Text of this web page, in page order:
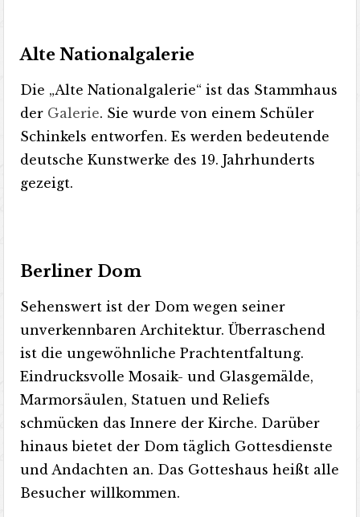
Alte Nationalgalerie
Die „Alte Nationalgalerie“ ist das Stammhaus
der Galerie. Sie wurde von einem Schüler
Schinkels entworfen. Es werden bedeutende
deutsche Kunstwerke des 19. Jahrhunderts
gezeigt.
Berliner Dom
Sehenswert ist der Dom wegen seiner
unverkennbaren Architektur. Überraschend
ist die ungewöhnliche Prachtentfaltung.
Eindrucksvolle Mosaik- und Glasgemälde,
Marmorsäulen, Statuen und Reliefs
schmücken das Innere der Kirche. Darüber
hinaus bietet der Dom täglich Gottesdienste
und Andachten an. Das Gotteshaus heißt alle
Besucher willkommen.